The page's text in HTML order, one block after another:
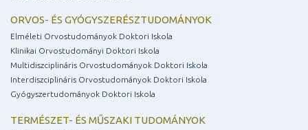
ORVOS- ÉS GYÓGYSZERÉSZTUDOMÁNYOK
Elméleti Orvostudományok Doktori Iskola
Klinikai Orvostudományi Doktori Iskola
Multidiszciplináris Orvostudományok Doktori Iskola
Interdiszciplináris Orvostudományok Doktori Iskola
Gyógyszertudományok Doktori Iskola
TERMÉSZET- ÉS MŰSZAKI TUDOMÁNYOK